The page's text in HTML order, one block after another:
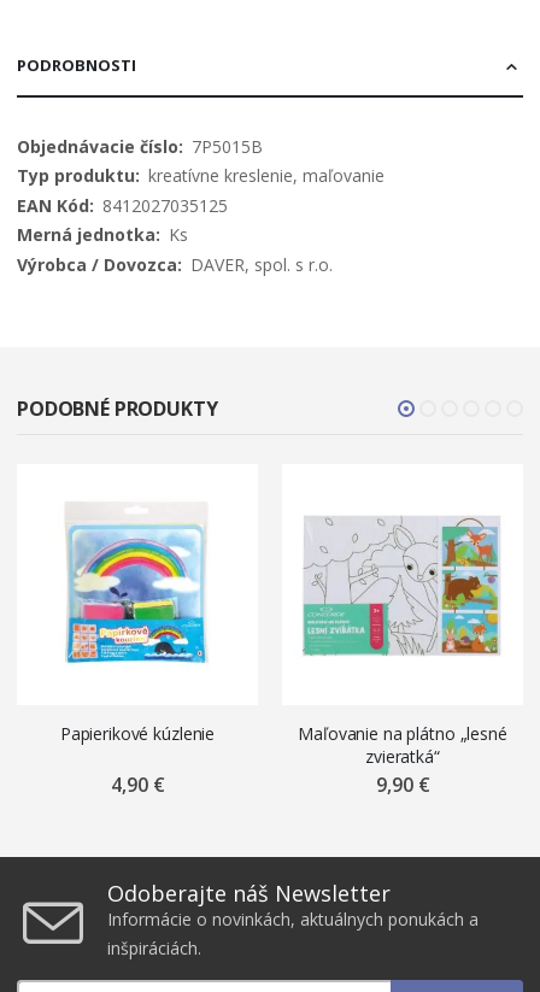
PODROBNOSTI
Viac
informácií
7P5015B
kreatívne kreslenie, maľovanie
8412027035125
Ks
DAVER, spol. s r.o.
PODOBNÉ PRODUKTY
Papierikové kúzlenie
4,90 €
Maľovanie na plátno „lesné
zvieratká“
9,90 €
Odoberajte náš Newsletter
Informácie o novinkách, aktuálnych ponukách a
inšpiráciách.